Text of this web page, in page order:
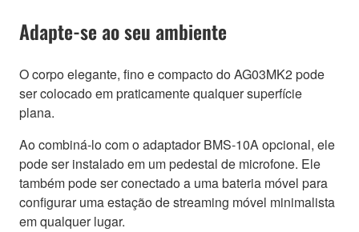
Adapte-se ao seu ambiente
O corpo elegante, fino e compacto do AG03MK2 pode
ser colocado em praticamente qualquer superfície
plana.
Ao combiná-lo com o adaptador BMS-10A opcional, ele
pode ser instalado em um pedestal de microfone. Ele
também pode ser conectado a uma bateria móvel para
configurar uma estação de streaming móvel minimalista
em qualquer lugar.